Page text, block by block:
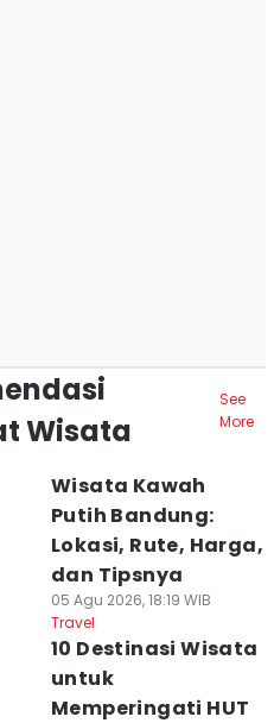
Wisata
See
More
Wisata Kawah
Putih Bandung:
Lokasi, Rute, Harga,
dan Tipsnya
05 Agu 2026, 18:19 WIB
Travel
10 Destinasi Wisata
untuk
Memperingati HUT